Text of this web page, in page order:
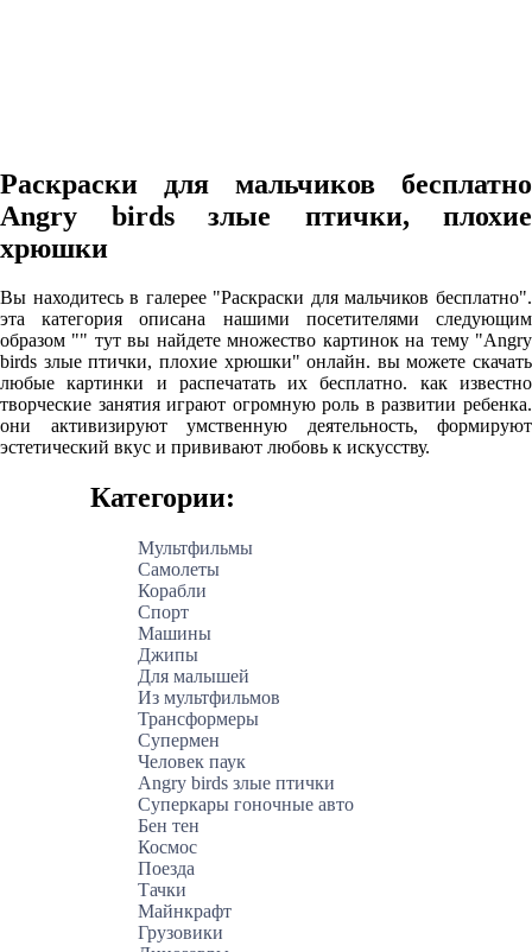
Раскраски для мальчиков бесплатно
Angry birds злые птички, плохие
хрюшки
Вы находитесь в галерее "Раскраски для мальчиков бесплатно".
эта категория описана нашими посетителями следующим
образом "" тут вы найдете множество картинок на тему "Angry
birds злые птички, плохие хрюшки" онлайн. вы можете скачать
любые картинки и распечатать их бесплатно. как известно
творческие занятия играют огромную роль в развитии ребенка.
они активизируют умственную деятельность, формируют
эстетический вкус и прививают любовь к искусству.
Категории:
Мультфильмы
Самолеты
Корабли
Спорт
Машины
Джипы
Для малышей
Из мультфильмов
Трансформеры
Супермен
Человек паук
Angry birds злые птички
Суперкары гоночные авто
Бен тен
Космос
Поезда
Тачки
Майнкрафт
Грузовики